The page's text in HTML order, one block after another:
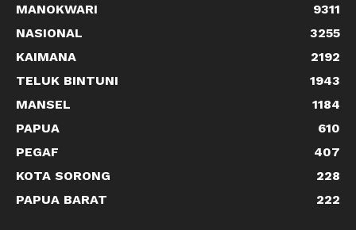
MANOKWARI
9311
NASIONAL
3255
KAIMANA
2192
TELUK BINTUNI
1943
MANSEL
1184
PAPUA
610
PEGAF
407
KOTA SORONG
228
PAPUA BARAT
222